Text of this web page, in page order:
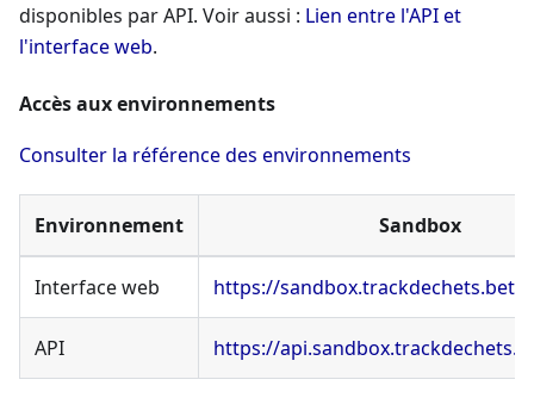
disponibles par API. Voir aussi : Lien entre l'API et
l'interface web.
Accès aux environnements
Consulter la référence des environnements
Environnement Sandbox
Interface web https://
API https://